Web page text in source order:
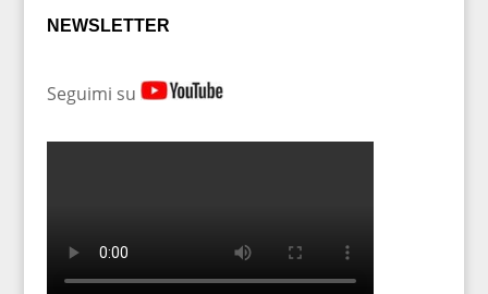
NEWSLETTER
Seguimi su